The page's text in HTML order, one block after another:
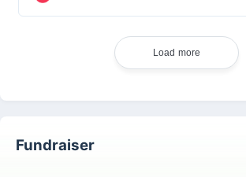
Load more
Fundraiser